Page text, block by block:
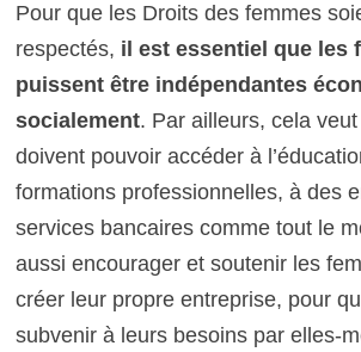
Pour que les Droits des femmes
respectés, il est essentiel que les
puissent être indépendantes
socialement. Par ailleurs, cela veut
doivent pouvoir accéder à
formations professionnelles, à des
services bancaires comme tout le
aussi encourager et soutenir les
créer leur propre entreprise, pour
subvenir à leurs besoins par elles-